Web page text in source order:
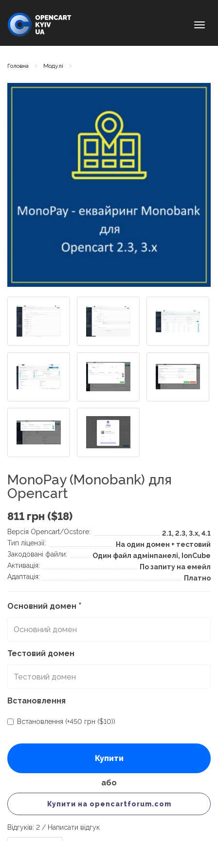
Головна Модулі
MonoPay (Monobank) для
Opencart
811 грн ($18)
Версія Opencart/Ocstore:
2.1, 2.3, 3.x, 4.1
Тип ліцензії:
На один домен + тестовий
Закодовані файли:
Один файл адмінпанелі, IonCube
Активація:
По запиту на емейл
Адаптація:
Платно
Основний домен
Тестовий домен
Встановлення
Встановлення (+450 грн ($10))
Купити
або
Купити на opencartforum.com
Відгуків: 2 / Написати відгук